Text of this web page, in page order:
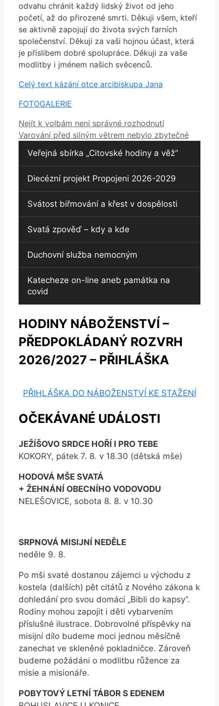
odvahu chránit každý lidský život od jeho
početí, až do přirozené smrti. Děkuji všem, kteří
se aktivně zapojují do života svých farních
společenství. Děkuji za vaši hojnou účast, která
je příslibem dobré spolupráce. Děkuji za vaše
modlitby i jménem našich svěcenců.
Celý text kázání otce arcibiskupa Jana
FOTOGALERIE
Nejít k volbám není správné rozhodnutí
Varování před silným větrem nebylo zbytečné
Veřejná sbírka „Citovské hodiny a věž“
Diecézní projekt Propojeni 2026-2029
Svátost biřmování a křest v dospělosti
Svatá zpověď – kdy a kde
Duchovní služba nemocným
Katecheze on-line aneb památka na
covid
HODINY NÁBOŽENSTVÍ –
PŘEDPOKLÁDANÝ ROZVRH
2026/2027 – PŘIHLÁŠKA
PŘIHLÁŠKA DO NÁBOŽENSTVÍ KE STAŽENÍ
OČEKÁVANÉ UDÁLOSTI
JEŽÍŠOVO SRDCE HOŘÍ I PRO TEBE
KOKORY, pátek 7. 8. v 18.30 (dětská mše)
HODOVÁ MŠE SVATÁ
+ ŽEHNÁNÍ OBECNÍHO VODOVODU
NELEŠOVICE, sobota 8. 8. v 10.30
SRPNOVÁ MISIJNÍ NEDĚLE
neděle 9. 8.
Po mši svaté dostanou zájemci u východu z
kostela (dalších) pět citátů z Nového zákona k
dohledání pro svou domácí „Bibli do kapsy“.
Rodiny mohou zapojit i děti vybarvením
příslušné ilustrace. Dobrovolné příspěvky na
misijní dílo budeme moci jednou měsíčně
zanechat ve skleněné pokladničce. Zároveň
budeme požádáni o modlitbu růžence za
misie a misionáře.
POBYTOVÝ LETNÍ TÁBOR S EDENEM